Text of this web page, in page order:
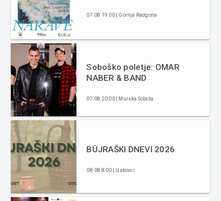
07.08 19:00 | Gornja Radgona
Soboško poletje: OMAR
NABER & BAND
07.08 20:00 | Murska Sobota
BÜJRAŠKI DNEVI 2026
08.08 8:00 | Ižakovci